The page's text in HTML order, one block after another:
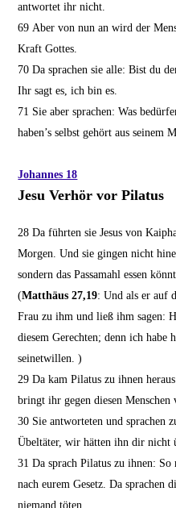
antwortet ihr nicht.
69Aber von nun an wird der
Kraft Gottes.
70Da sprachen sie alle: Bist du
Ihr sagt es, ich bin es.
71 Sie aber sprachen: Was
haben’s selbst gehört aus seinem
Johannes 18
Jesu Verhör vor Pilatus
28Da führten sie Jesus von
Morgen. Und sie gingen nicht
sondern das Passamahl essen
(Matthäus 27,19: Und als er auf
Frau zu ihm und ließ ihm sagen:
diesem Gerechten; denn ich
seinetwillen. )
29Da kam Pilatus zu ihnen
bringt ihr gegen diesen Menschen
30 Sie antworteten und sprachen
Übeltäter, wir hätten ihn dir nicht
31Da sprach Pilatus zu ihnen:
nach eurem Gesetz. Da sprachen
niemand töten.